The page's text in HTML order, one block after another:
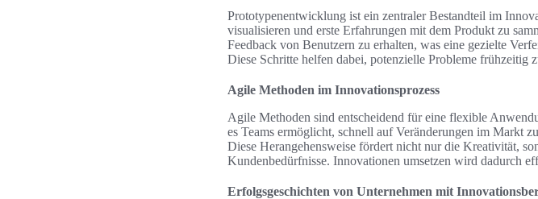
Prototypenentwicklung ist ein zentraler Bestandteil im
visualisieren und erste Erfahrungen mit dem Produkt zu
Feedback von Benutzern zu erhalten, was eine gezielte
Diese Schritte helfen dabei, potenzielle Probleme frühzeitig
Agile Methoden im Innovationsprozess
Agile Methoden sind entscheidend für eine flexible
es Teams ermöglicht, schnell auf Veränderungen im Markt
Diese Herangehensweise fördert nicht nur die Kreativität,
Kundenbedürfnisse. Innovationen umsetzen wird dadurch
Erfolgsgeschichten von Unternehmen mit